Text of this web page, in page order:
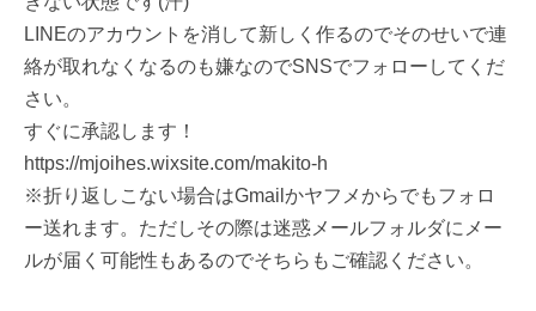
LINEのアカウントを消して新しく作るのでそのせいで連
絡が取れなくなるのも嫌なのでSNSでフォローしてくだ
さい。
すぐに承認します！
https://mjoihes.wixsite.com/makito-h
※折り返しこない場合はGmailかヤフメからでもフォロ
ー送れます。ただしその際は迷惑メールフォルダにメー
ルが届く可能性もあるのでそちらもご確認ください。